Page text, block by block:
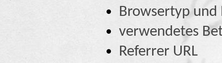
Browsertyp und
verwendetes
Referrer URL